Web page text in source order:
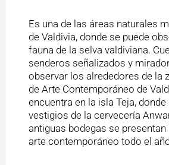
Es una de las áreas naturales
de Valdivia, donde se puede
fauna de la selva valdiviana.
senderos señalizados y
observar los alrededores de la
de Arte Contemporáneo de
encuentra en la isla Teja,
vestigios de la cervecería
antiguas bodegas se
arte contemporáneo todo el